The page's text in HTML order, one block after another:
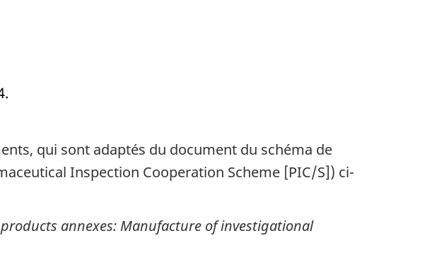
qui sont adaptés du document du schéma de
Inspection Cooperation Scheme [PIC/S]) ci-
annexes: Manufacture of investigational